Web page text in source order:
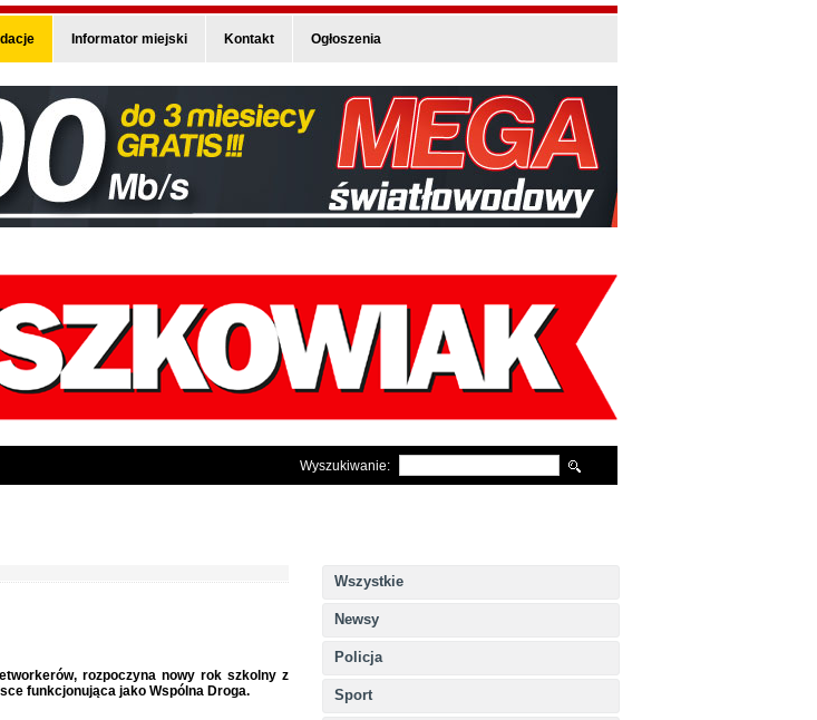
Informator miejski Kontakt Ogłoszenia
Wyszukiwanie:
Wszystkie
Newsy
Policja
Sport
rozpoczyna nowy rok szkolny z
funkcjonująca jako Wspólna Droga.